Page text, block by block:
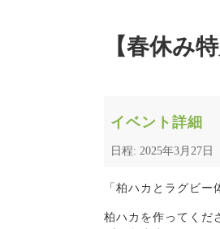
【春休み
イベント詳細
日程: 2025年3月27日
「柏ハカとラグビー
柏ハカを作ってくだ